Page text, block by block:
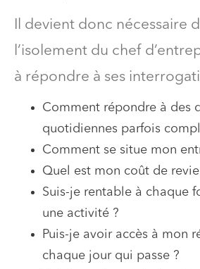
Il devient donc nécessaire
l’isolement du chef
à répondre à ses
Comment répondre à des
quotidiennes parfois
Comment se situe mon
Quel est mon coût de
Suis-je rentable à chaque
une activité ?
Puis-je avoir accès à mon
chaque jour qui passe ?